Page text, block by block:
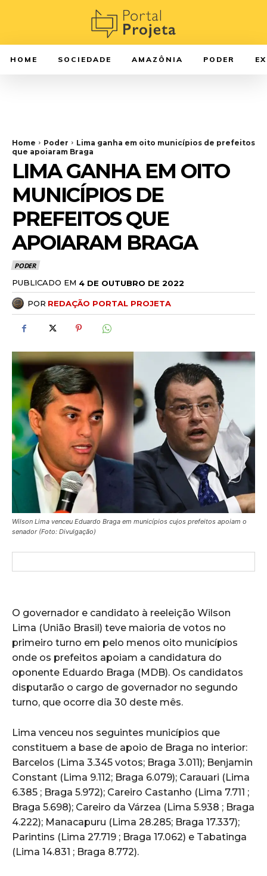
HOME SOCIEDADE AMAZÔNIA PODER
Home Poder
Lima ganha em oito municípios de prefeitos
que apoiaram Braga
LIMA GANHA EM OITO
MUNICÍPIOS DE
PREFEITOS QUE
APOIARAM BRAGA
PODER
PUBLICADO EM 4 DE OUTUBRO DE 2022
POR REDAÇÃO PORTAL PROJETA
Wilson Lima venceu Eduardo Braga em municípios cujos prefeitos apoiam o
senador (Foto: Divulgação)
O governador e candidato à reeleição Wilson
Lima (União Brasil) teve maioria de votos no
primeiro turno em pelo menos oito municípios
onde os prefeitos apoiam a candidatura do
oponente Eduardo Braga (MDB). Os candidatos
disputarão o cargo de governador no segundo
turno, que ocorre dia 30 deste mês.
Lima venceu nos seguintes municípios que
constituem a base de apoio de Braga no interior:
Barcelos (Lima 3.345 votos; Braga 3.011); Benjamin
Constant (Lima 9.112; Braga 6.079); Carauari (Lima
6.385 ; Braga 5.972); Careiro Castanho (Lima 7.711 ;
Braga 5.698); Careiro da Várzea (Lima 5.938 ; Braga
4.222); Manacapuru (Lima 28.285; Braga 17.337);
Parintins (Lima 27.719 ; Braga 17.062) e Tabatinga
(Lima 14.831 ; Braga 8.772).